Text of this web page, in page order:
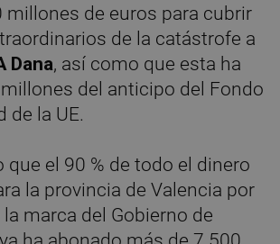
millones de euros para cubrir
de la catástrofe a
Dana, así como que esta ha
del anticipo del Fondo
de la UE.
que el 90 % de todo el dinero
la provincia de Valencia por
la marca del Gobierno de